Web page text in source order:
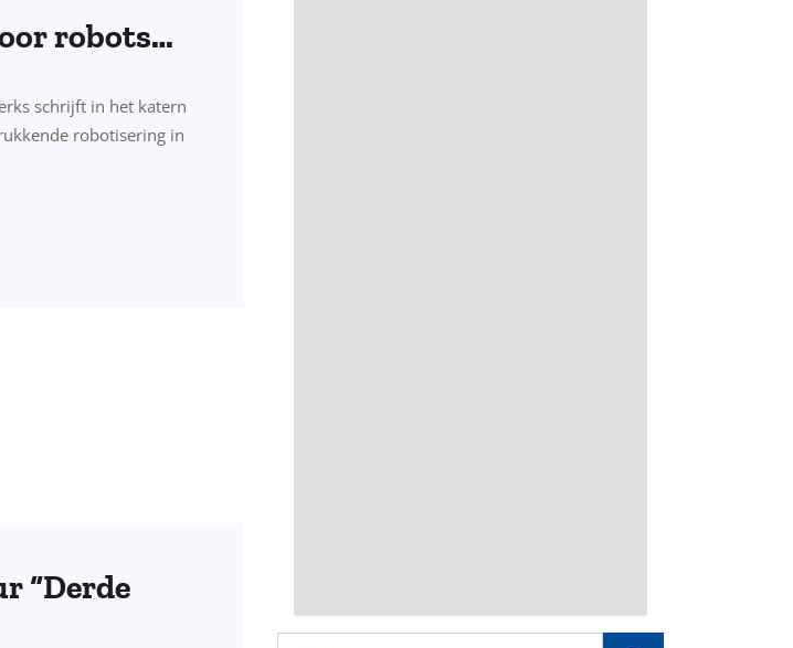
robots…
schrijft in het katern
robotisering in
“Derde